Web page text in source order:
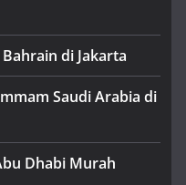
di Jakarta
Saudi Arabia di
Dhabi Murah